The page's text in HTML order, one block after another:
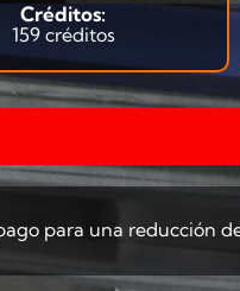
Créditos:
159 créditos
para una reducción